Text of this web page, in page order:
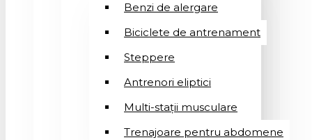
Benzi de alergare
Biciclete de antrenament
Steppere
Antrenori eliptici
Multi-stații musculare
Trenajoare pentru abdomene